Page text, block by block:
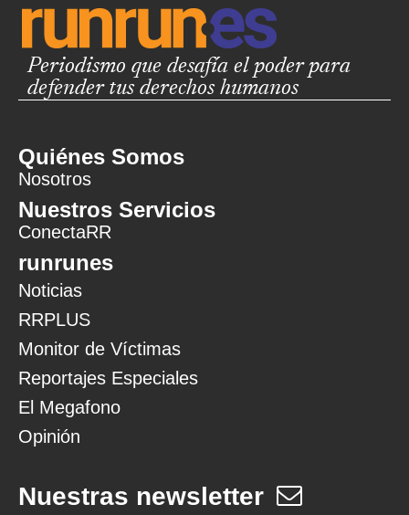
Periodismo que desafía el poder para
defender tus derechos humanos
Quiénes Somos
Nosotros
Nuestros Servicios
ConectaRR
runrunes
Noticias
RRPLUS
Monitor de Víctimas
Reportajes Especiales
El Megafono
Opinión
Nuestras newsletter